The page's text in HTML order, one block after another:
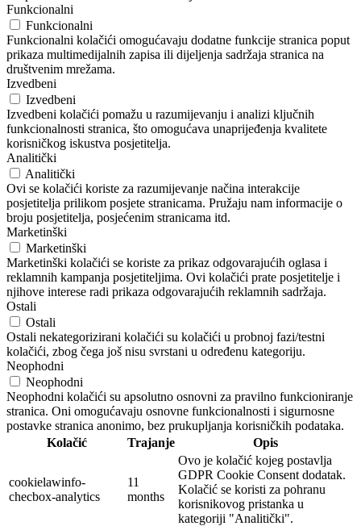
Funkcionalni
Funkcionalni
Funkcionalni kolačići omogućavaju dodatne funkcije stranica poput
prikaza multimedijalnih zapisa ili dijeljenja sadržaja stranica na
društvenim mrežama.
Izvedbeni
Izvedbeni
Izvedbeni kolačići pomažu u razumijevanju i analizi ključnih
funkcionalnosti stranica, što omogućava unaprijeđenja kvalitete
korisničkog iskustva posjetitelja.
Analitički
Analitički
Ovi se kolačići koriste za razumijevanje načina interakcije
posjetitelja prilikom posjete stranicama. Pružaju nam informacije o
broju posjetitelja, posjećenim stranicama itd.
Marketinški
Marketinški
Marketinški kolačići se koriste za prikaz odgovarajućih oglasa i
reklamnih kampanja posjetiteljima. Ovi kolačići prate posjetitelje i
njihove interese radi prikaza odgovarajućih reklamnih sadržaja.
Ostali
Ostali
Ostali nekategorizirani kolačići su kolačići u probnoj fazi/testni
kolačići, zbog čega još nisu svrstani u određenu kategoriju.
Neophodni
Neophodni
Neophodni kolačići su apsolutno osnovni za pravilno funkcioniranje
stranica. Oni omogućavaju osnovne funkcionalnosti i sigurnosne
postavke stranica anonimo, bez prukupljanja korisničkih podataka.
Kolačić
Trajanje Opis
cookielawinfo-
checbox-analytics
11
months
Ovo je kolačić kojeg postavlja
GDPR Cookie Consent dodatak.
Kolačić se koristi za pohranu
korisnikovog pristanka u
kategoriji "Analitički".